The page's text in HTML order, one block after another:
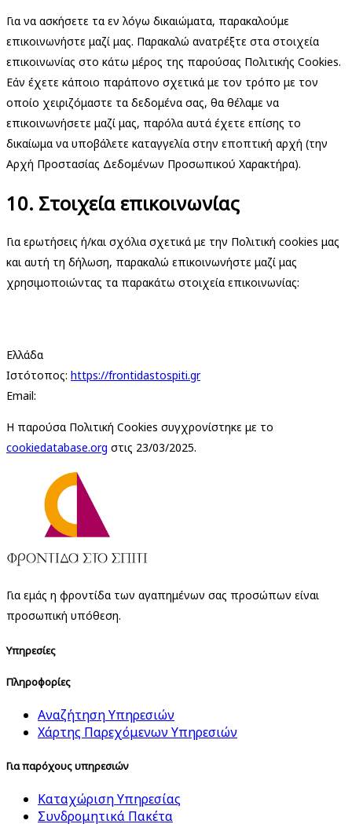
Για να ασκήσετε τα εν λόγω δικαιώματα, παρακαλούμε
επικοινωνήστε μαζί μας. Παρακαλώ ανατρέξτε στα στοιχεία
επικοινωνίας στο κάτω μέρος της παρούσας Πολιτικής Cookies.
Εάν έχετε κάποιο παράπονο σχετικά με τον τρόπο με τον
οποίο χειριζόμαστε τα δεδομένα σας, θα θέλαμε να
επικοινωνήσετε μαζί μας, παρόλα αυτά έχετε επίσης το
δικαίωμα να υποβάλετε καταγγελία στην εποπτική αρχή (την
Αρχή Προστασίας Δεδομένων Προσωπικού Χαρακτήρα).
10. Στοιχεία επικοινωνίας
Για ερωτήσεις ή/και σχόλια σχετικά με την Πολιτική cookies μας
και αυτή τη δήλωση, παρακαλώ επικοινωνήστε μαζί μας
χρησιμοποιώντας τα παρακάτω στοιχεία επικοινωνίας:
Ελλάδα
Ιστότοπος: https://frontidastospiti.gr
Email:
Η παρούσα Πολιτική Cookies συγχρονίστηκε με το
cookiedatabase.org στις 23/03/2025.
Για εμάς η φροντίδα των αγαπημένων σας προσώπων είναι
προσωπική υπόθεση.
Υπηρεσίες
Πληροφορίες
Αναζήτηση Υπηρεσιών
Χάρτης Παρεχόμενων Υπηρεσιών
Για παρόχους υπηρεσιών
Καταχώριση Υπηρεσίας
Συνδρομητικά Πακέτα